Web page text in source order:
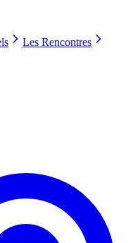
Les Rencontres